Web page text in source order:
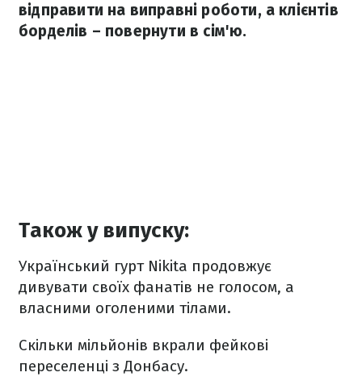
відправити на виправні роботи, а клієнтів
борделів – повернути в сім'ю.
Також у випуску:
Український гурт Nikita продовжує
дивувати своїх фанатів не голосом, а
власними оголеними тілами.
Скільки мільйонів вкрали фейкові
переселенці з Донбасу.